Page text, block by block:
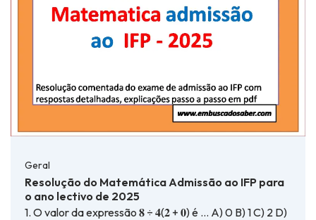
Geral
Resolução do Matemática Admissão ao IFP para
o ano lectivo de 2025
1. O valor da expressão 𝟖 ÷ 𝟒(𝟐 + 𝟎) é … A) 0 B) 1 C) 2 D)